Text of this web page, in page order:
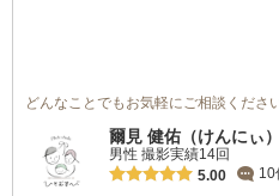
どんなことでもお気軽にご相談ください
爾見 健佑（けんにぃ）
男性 撮影実績14回
5.00
10